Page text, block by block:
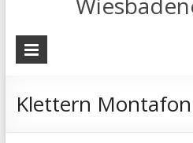
Klettern Montafon